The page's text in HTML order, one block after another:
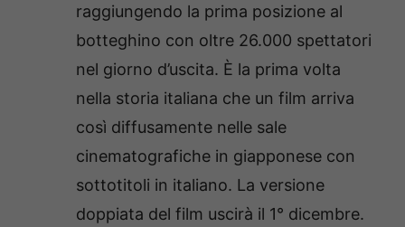
raggiungendo la prima posizione al
botteghino con oltre 26.000 spettatori
nel giorno d’uscita. È la prima volta
nella storia italiana che un film arriva
così diffusamente nelle sale
cinematografiche in giapponese con
sottotitoli in italiano. La versione
doppiata del film uscirà il 1° dicembre.